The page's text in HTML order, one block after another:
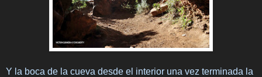
Y la boca de la cueva desde el interior una vez terminada la